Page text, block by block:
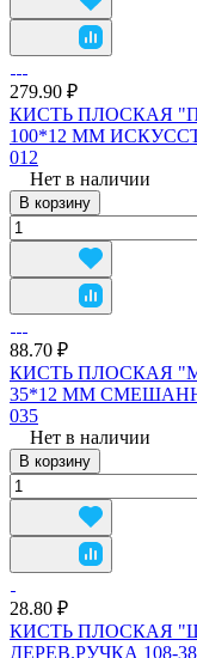
279.90 ₽
КИСТЬ ПЛОСКАЯ
100*12 ММ
012
Нет в наличии
В корзину
88.70 ₽
КИСТЬ ПЛОСКАЯ
35*12 ММ
035
Нет в наличии
В корзину
28.80 ₽
КИСТЬ ПЛОСКАЯ
ДЕРЕВ.РУЧКА 108-